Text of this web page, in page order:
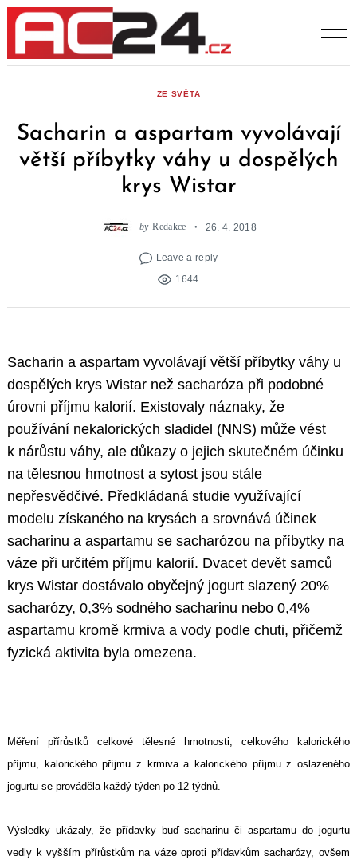
Skip
content
ZE SVĚTA
Sacharin a aspartam vyvolávají
větší příbytky váhy u dospělých
krys Wistar
by Redakce 26. 4. 2018
Leave a reply
1644
Sacharin a aspartam vyvolávají větší příbytky váhy u
dospělých krys Wistar než sacharóza při podobné
úrovni příjmu kalorií. Existovaly náznaky, že
používání nekalorických sladidel (NNS) může vést
k nárůstu váhy, ale důkazy o jejich skutečném účinku
na tělesnou hmotnost a sytost jsou stále
nepřesvědčivé. Předkládaná studie využívající
modelu získaného na krysách a srovnává účinek
sacharinu a aspartamu se sacharózou na příbytky na
váze při určitém příjmu kalorií. Dvacet devět samců
krys Wistar dostávalo obyčejný jogurt slazený 20%
sacharózy, 0,3% sodného sacharinu nebo 0,4%
aspartamu kromě krmiva a vody podle chuti, přičemž
fyzická aktivita byla omezena.
Měření přírůstků celkové tělesné hmotnosti, celkového kalorického
příjmu, kalorického příjmu z krmiva a kalorického příjmu z oslazeného
jogurtu se prováděla každý týden po 12 týdnů.
Výsledky ukázaly, že přídavky buď sacharinu či aspartamu do jogurtu
vedly k vyšším přírůstkům na váze oproti přídavkům sacharózy, ovšem